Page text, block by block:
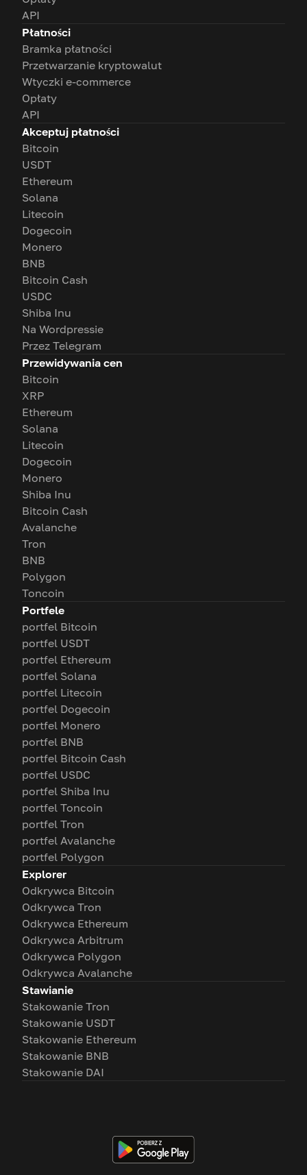
API
Płatności
Bramka płatności
Przetwarzanie kryptowalut
Wtyczki e-commerce
Opłaty
API
Akceptuj płatności
Bitcoin
USDT
Ethereum
Solana
Litecoin
Dogecoin
Monero
BNB
Bitcoin Cash
USDC
Shiba Inu
Na Wordpressie
Przez Telegram
Przewidywania cen
Bitcoin
XRP
Ethereum
Solana
Litecoin
Dogecoin
Monero
Shiba Inu
Bitcoin Cash
Avalanche
Tron
BNB
Polygon
Toncoin
Portfele
portfel Bitcoin
portfel USDT
portfel Ethereum
portfel Solana
portfel Litecoin
portfel Dogecoin
portfel Monero
portfel BNB
portfel Bitcoin Cash
portfel USDC
portfel Shiba Inu
portfel Toncoin
portfel Tron
portfel Avalanche
portfel Polygon
Explorer
Odkrywca Bitcoin
Odkrywca Tron
Odkrywca Ethereum
Odkrywca Arbitrum
Odkrywca Polygon
Odkrywca Avalanche
Stawianie
Stakowanie Tron
Stakowanie USDT
Stakowanie Ethereum
Stakowanie BNB
Stakowanie DAI